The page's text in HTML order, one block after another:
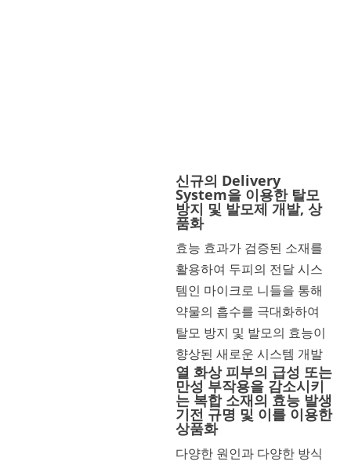
신규의 Delivery
System을 이용한 탈모
방지 및 발모제 개발, 상
품화
효능 효과가 검증된 소재를
활용하여 두피의 전달 시스
템인 마이크로 니들을 통해
약물의 흡수를 극대화하여
탈모 방지 및 발모의 효능이
향상된 새로운 시스템 개발
열 화상 피부의 급성 또는
만성 부작용을 감소시키
는 복합 소재의 효능 발생
기전 규명 및 이를 이용한
상품화
다양한 원인과 다양한 방식